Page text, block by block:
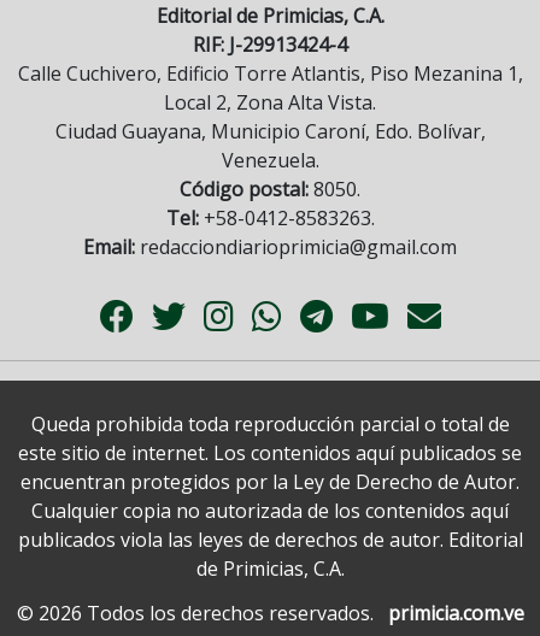
Editorial de Primicias, C.A.
RIF: J-29913424-4
Calle Cuchivero, Edificio Torre Atlantis, Piso Mezanina 1,
Local 2, Zona Alta Vista.
Ciudad Guayana, Municipio Caroní, Edo. Bolívar,
Venezuela.
Código postal:8050.
Tel:+58-0412-8583263.
Email: redacciondiarioprimicia@gmail.com
Queda prohibida toda reproducción parcial o total de
este sitio de internet. Los contenidos aquí publicados se
encuentran protegidos por la Ley de Derecho de Autor.
Cualquier copia no autorizada de los contenidos aquí
publicados viola las leyes de derechos de autor. Editorial
de Primicias, C.A.
© 2026 Todos los derechos reservados.
primicia.com.ve